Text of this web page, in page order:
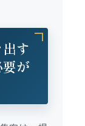
す
が